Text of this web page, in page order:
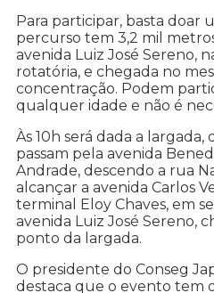
Para participar, basta doar
percurso tem 3,2 mil
avenida Luiz José Sereno,
rotatória, e chegada no
concentração. Podem
qualquer idade e não é
Às 10h será dada a
passam pela avenida
Andrade, descendo a rua
alcançar a avenida Carlos
terminal Eloy Chaves, em
avenida Luiz José Sereno,
ponto da largada.
O presidente do Conseg
destaca que o evento tem